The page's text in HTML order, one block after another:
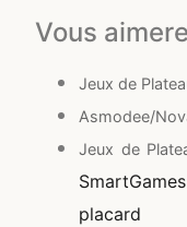
Vous
Jeux de
Asmodee/
Jeux de
placard